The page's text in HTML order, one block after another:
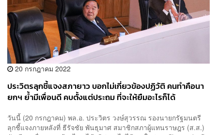
20 กรกฎาคม 2022
ประวิตรลุกชี้แจงสภายาว บอกไม่เกี่ยวข้องปฏิวัติ คนทำคือนา
ยกฯ ย้ำมีเพื่อนดี คบตั้งแต่ประถม ที่จะให้ยืมอะไรก็ได้
วันนี้ (20 กรกฎาคม) พล.อ. ประวิตร วงษ์สุวรรณ รองนายกรัฐมนตรี
ลุกชี้แจงภายหลังที่ ธีรัจชัย พันธุมาศ สมาชิกสภาผู้แทนราษฎร (ส.ส.)